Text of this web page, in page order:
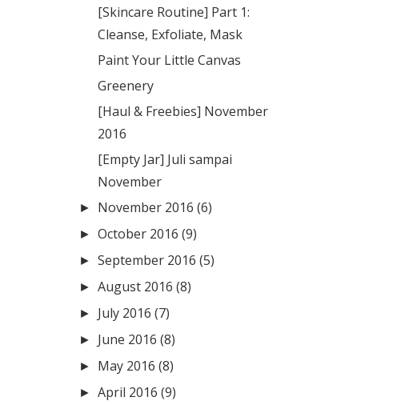
[Skincare Routine] Part 1:
Cleanse, Exfoliate, Mask
Paint Your Little Canvas
Greenery
[Haul & Freebies] November
2016
[Empty Jar] Juli sampai
November
► November 2016 (6)
►October 2016 (9)
►September 2016 (5)
►August 2016 (8)
► July 2016 (7)
► June 2016 (8)
► May 2016 (8)
►April 2016 (9)